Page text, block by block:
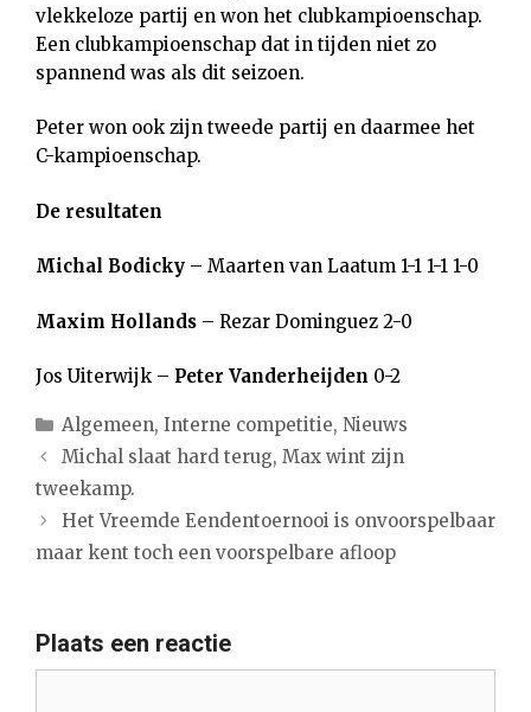
vlekkeloze partij en won het clubkampioenschap.
Een clubkampioenschap dat in tijden niet zo
spannend was als dit seizoen.
Peter won ook zijn tweede partij en daarmee het
C-kampioenschap.
De resultaten
Michal Bodicky – Maarten van Laatum 1-1 1-1 1-0
Maxim Hollands – Rezar Dominguez 2-0
Jos Uiterwijk – Peter Vanderheijden 0-2
Categorieën
Algemeen, Interne competitie, Nieuws
Michal slaat hard terug, Max wint zijn
tweekamp.
Het Vreemde Eendentoernooi is onvoorspelbaar
maar kent toch een voorspelbare afloop
Plaats een reactie